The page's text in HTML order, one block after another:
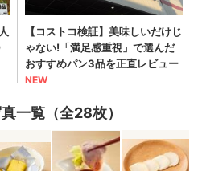
一覧（全28枚）